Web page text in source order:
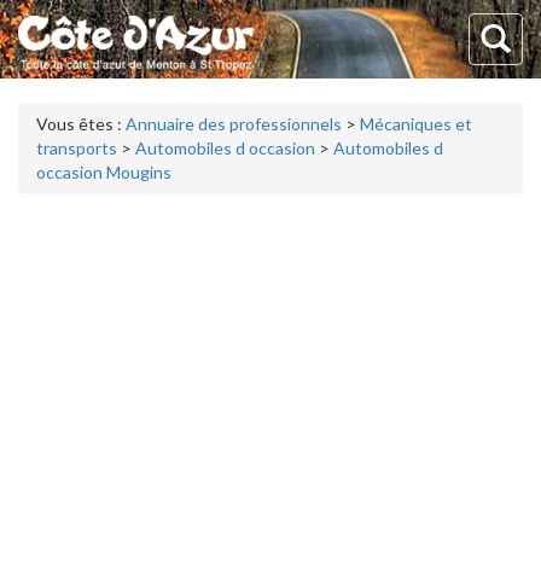
Vous êtes : Annuaire des professionnels > Mécaniques et
transports > Automobiles d occasion > Automobiles d
occasion Mougins